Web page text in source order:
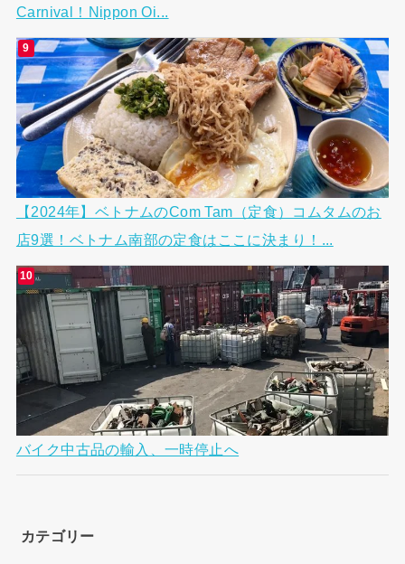
Carnival！Nippon Oi...
【2024年】ベトナムのCom Tam（定食）コムタムのお
店9選！ベトナム南部の定食はここに決まり！...
バイク中古品の輸入、一時停止へ
カテゴリー